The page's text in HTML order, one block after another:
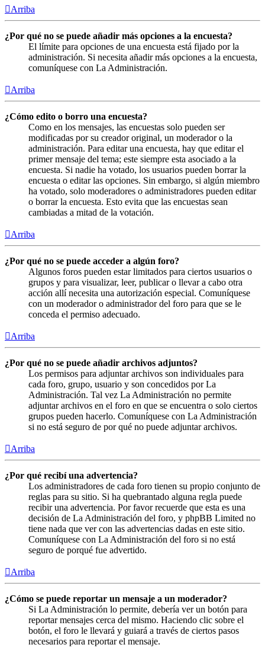
Arriba
¿Por qué no se puede añadir más opciones a la encuesta?
El límite para opciones de una encuesta está fijado por la
administración. Si necesita añadir más opciones a la encuesta,
comuníquese con La Administración.
Arriba
¿Cómo edito o borro una encuesta?
Como en los mensajes, las encuestas solo pueden ser
modificadas por su creador original, un moderador o la
administración. Para editar una encuesta, hay que editar el
primer mensaje del tema; este siempre esta asociado a la
encuesta. Si nadie ha votado, los usuarios pueden borrar la
encuesta o editar las opciones. Sin embargo, si algún miembro
ha votado, solo moderadores o administradores pueden editar
o borrar la encuesta. Esto evita que las encuestas sean
cambiadas a mitad de la votación.
Arriba
¿Por qué no se puede acceder a algún foro?
Algunos foros pueden estar limitados para ciertos usuarios o
grupos y para visualizar, leer, publicar o llevar a cabo otra
acción allí necesita una autorización especial. Comuníquese
con un moderador o administrador del foro para que se le
conceda el permiso adecuado.
Arriba
¿Por qué no se puede añadir archivos adjuntos?
Los permisos para adjuntar archivos son individuales para
cada foro, grupo, usuario y son concedidos por La
Administración. Tal vez La Administración no permite
adjuntar archivos en el foro en que se encuentra o solo ciertos
grupos pueden hacerlo. Comuníquese con La Administración
si no está seguro de por qué no puede adjuntar archivos.
Arriba
¿Por qué recibí una advertencia?
Los administradores de cada foro tienen su propio conjunto de
reglas para su sitio. Si ha quebrantado alguna regla puede
recibir una advertencia. Por favor recuerde que esta es una
decisión de La Administración del foro, y phpBB Limited no
tiene nada que ver con las advertencias dadas en este sitio.
Comuníquese con La Administración del foro si no está
seguro de porqué fue advertido.
Arriba
¿Cómo se puede reportar un mensaje a un moderador?
Si La Administración lo permite, debería ver un botón para
reportar mensajes cerca del mismo. Haciendo clic sobre el
botón, el foro le llevará y guiará a través de ciertos pasos
necesarios para reportar el mensaje.